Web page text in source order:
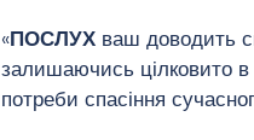
«ПОСЛУХ ваш доводить
залишаючись цілковито
потреби спасіння